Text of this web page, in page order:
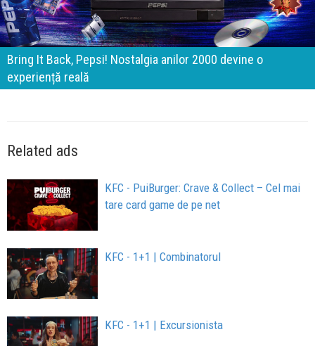
Brandurile nu mai concurează prin experiențe. Concurează
prin apartenență
Related ads
KFC - PuiBurger: Crave & Collect – Cel mai
tare card game de pe net
KFC - 1+1 | Combinatorul
KFC - 1+1 | Excursionista